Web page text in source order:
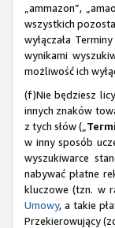
„ammazon”,
wszystkich
wyłączała
wynikami
możliwość ich
(f)Nie będziesz
innych znaków
z tych słów („
w inny sposób
wyszukiwarce
nabywać płatne
kluczowe (tzn. w
Umowy, a takie
Przekierowujący